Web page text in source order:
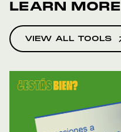
LEARN MORE
VIEW ALL TOOLS